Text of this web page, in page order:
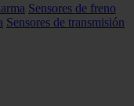
Sensores de freno
Sensores de transmisión